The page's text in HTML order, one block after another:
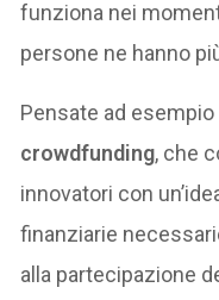
funziona nei
persone ne hanno
Pensate ad
crowdfunding, che
innovatori con
finanziarie
alla partecipazione